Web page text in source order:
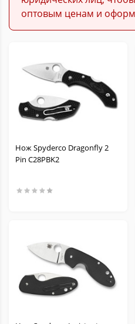
оптовым ценам и
Нож Spyderco Dragonfly 2
Pin C28PBK2